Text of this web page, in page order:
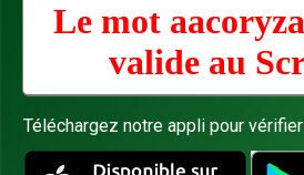
Le mot
valide au
Téléchargez notre appli pour